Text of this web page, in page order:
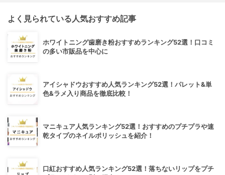
よく見られている人気おすすめ記事
ホワイトニング歯磨き粉おすすめランキング52選！口コミ
の多い市販品を中心に
アイシャドウおすすめ人気ランキング52選！パレット&単
色&ラメ入り商品を徹底比較！
マニキュア人気ランキング52選！おすすめのプチプラや速
乾タイプのネイルポリッシュを紹介！
口紅おすすめ人気ランキング52選！落ちないリップをプチ